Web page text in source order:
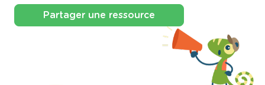
Partager une ressource